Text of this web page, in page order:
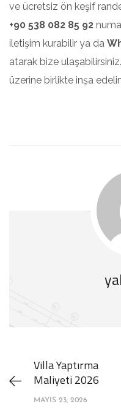
ve ücretsiz ön keşif
+90 538 082 85 92
iletişim kurabilir ya da
atarak bize
üzerine birlikte inşa
Villa Yaptırma
Maliyeti 2026
MAYIS 23, 2026